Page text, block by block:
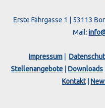
Erste Fährgasse 1 | 53113
Mail:
Impressum
Stellenangebote
Downloads
Kontakt|